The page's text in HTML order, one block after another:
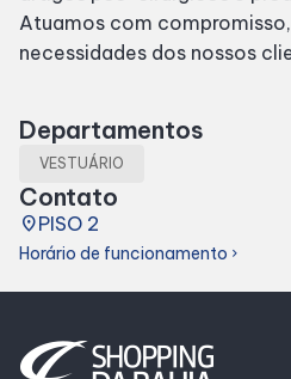
Fique por Dentro
Lojas e Restaurantes
Lojas
Compre Online
Atuamos com
necessidades dos nossos
Departamentos
VESTUÁRIO
Contato
placePISO 2
Horário de funcionamento chevron_right